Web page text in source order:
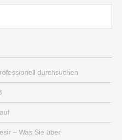
durchsuchen
– Was Sie über